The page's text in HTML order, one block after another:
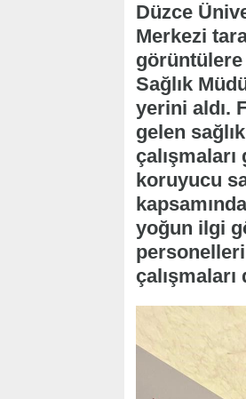
Düzce
Merkezi
Sağlık
yerini aldı.
gelen
koruyucu
yoğun ilgi
personelleri
çalışmaları